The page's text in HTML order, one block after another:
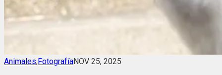
Animales,FotografíaNOV 25, 2025